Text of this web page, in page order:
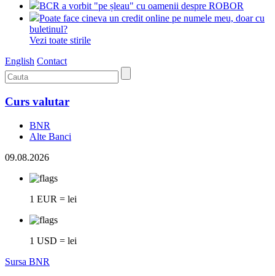
BCR a vorbit "pe șleau" cu oamenii despre ROBOR
Poate face cineva un credit online pe numele meu, doar cu
buletinul?
Vezi toate stirile
English Contact
Curs valutar
BNR
Alte Banci
09.08.2026
1 EUR = lei
1 USD = lei
Sursa BNR